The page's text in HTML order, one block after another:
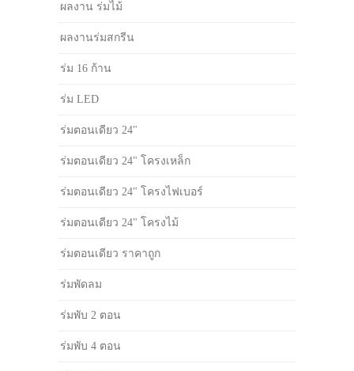
ผลงาน ร่มไม้
ผลงานร่มสกรีน
ร่ม 16 ก้าน
ร่ม LED
ร่มตอนเดียว 24"
ร่มตอนเดียว 24" โครงเหล็ก
ร่มตอนเดียว 24" โครงไฟเบอร์
ร่มตอนเดียว 24" โครงไม้
ร่มตอนเดียว ราคาถูก
ร่มพัดลม
ร่มพับ 2 ตอน
ร่มพับ 4 ตอน